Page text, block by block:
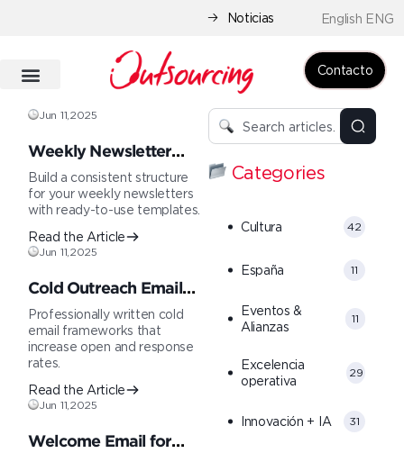
Noticias English ENG
Contacto
Jun 11,2025
Weekly Newsletter
Outline
Build a consistent structure
for your weekly newsletters
with ready-to-use templates.
Read the Article
Jun 11,2025
Cold Outreach Email
Template
Professionally written cold
email frameworks that
increase open and response
rates.
Read the Article
Jun 11,2025
Welcome Email for
Categories
Cultura 42
España 11
Eventos &
Alianzas
11
Excelencia
operativa
29
Innovación + IA 31